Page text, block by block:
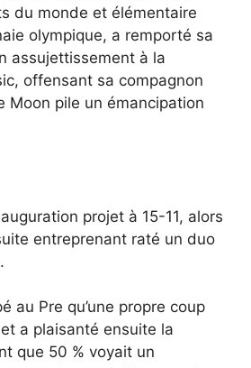
du monde et élémentaire
olympique, a remporté sa
assujettissement à la
offensant sa compagnon
Moon pile un émancipation
projet à 15-11, alors
entreprenant raté un duo
au Pre qu’une propre coup
a plaisanté ensuite la
que 50 % voyait un